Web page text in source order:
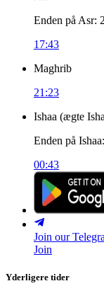
Enden på Asr:
17:43
Maghrib
21:23
Ishaa (ægte Isha
Enden på Ishaa:
00:43
Join our
Join
Yderligere tider